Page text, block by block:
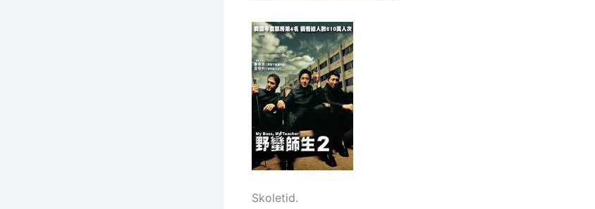
Skoletid.